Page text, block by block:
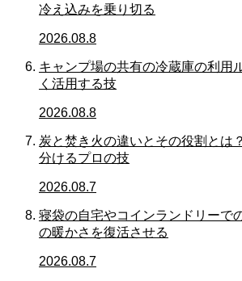
冷え込みを乗り切る
2026.08.8
キャンプ場の共有の冷蔵庫の利用
く活用する技
2026.08.8
炭と焚き火の違いとその役割とは
分けるプロの技
2026.08.7
寝袋の自宅やコインランドリーで
の暖かさを復活させる
2026.08.7